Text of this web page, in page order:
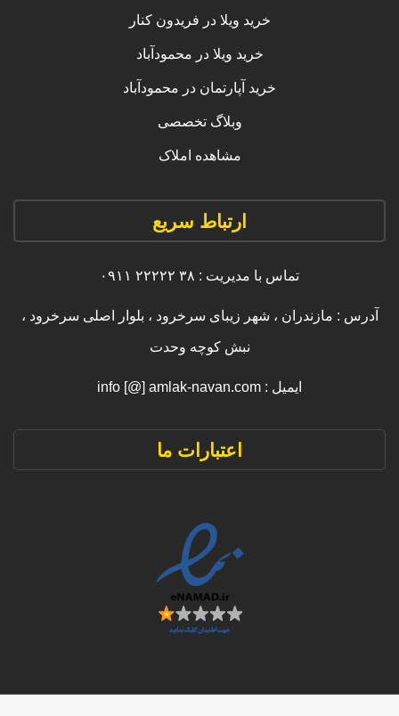
خرید ویلا در فریدون کنار
خرید ویلا در محمودآباد
خرید آپارتمان در محمودآباد
وبلاگ تخصصی
مشاهده املاک
ارتباط سریع
تماس با مدیریت : ۳۸ ۲۲۲۲۲ ۰۹۱۱
آدرس : مازندران ، شهر زیبای سرخرود ، بلوار اصلی سرخرود ،
نبش کوچه وحدت
ایمیل : info [@] amlak-navan.com
اعتبارات ما